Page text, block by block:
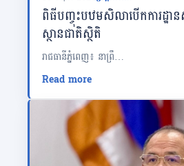
ពិធីបញ្ចុះបឋមសិលាបើកការដ្ឋា
ស្ថានជាតិស្ថិតិ
រាជធានីភ្នំពេញ៖ នាព្រឹ…
Read more